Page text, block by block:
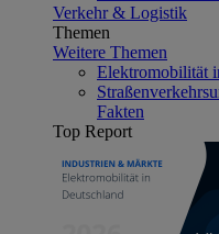
Verkehr & Logistik
Themen
Weitere Themen
Elektromobilität
Fakten
Top Report